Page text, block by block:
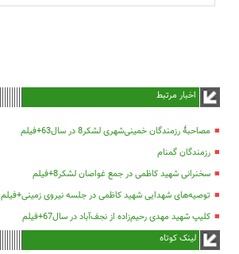
اخبار مرتبط
مصاحبۀ رزمندگان خمینی‌شهری لشکر8 در سال63+فیلم
رزمندگان گمنام
سخنرانی شهید کاظمی در جمع غواصان لشکر8+فیلم
توصیه‌های شهدایی شهید کاظمی در جلسه نیروی زمینی+فیلم
کلیپ شهید مهدی رحیم‌زاده از نجف‌آباد در سال67+فیلم
لینک کوتاه